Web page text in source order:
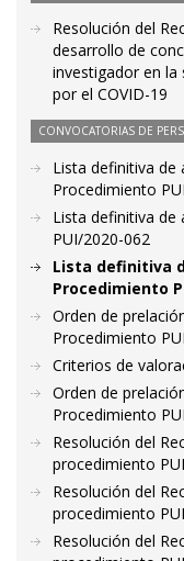
Resolución del
desarrollo de
investigador en la
por el COVID-19
CONVOCATORIAS DE
Lista definitiva de
Procedimiento
Lista definitiva de
PUI/2020-062
Lista definitiva
Procedimiento
Orden de
Procedimiento
Criterios de
Orden de
Procedimiento
Resolución del
procedimiento
Resolución del
procedimiento
Resolución del